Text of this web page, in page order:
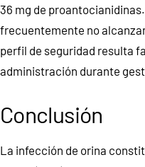
36 mg de
frecuentemente no
perfil de seguridad resulta
administración durante
Conclusión
La infección de orina